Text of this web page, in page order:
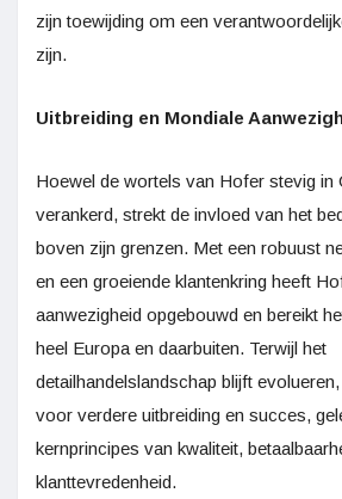
zijn toewijding om een
zijn.
Uitbreiding en Mondiale
Hoewel de wortels van Hofer stevig in
verankerd, strekt de invloed van het
boven zijn grenzen. Met een robuust
en een groeiende klantenkring heeft
aanwezigheid opgebouwd en bereikt
heel Europa en daarbuiten. Terwijl het
detailhandelslandschap blijft
voor verdere uitbreiding en succes,
kernprincipes van kwaliteit,
klanttevredenheid.